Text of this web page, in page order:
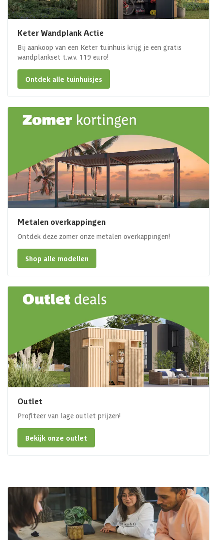
Keter Wandplank Actie
Bij aankoop van een Keter tuinhuis krijg je een gratis
wandplankset t.w.v. 119 euro!
Ontdek alle tuinhuisjes
Metalen overkappingen
Ontdek deze zomer onze metalen overkappingen!
Shop alle modellen
Outlet
Profiteer van lage outlet prijzen!
Bekijk onze outlet